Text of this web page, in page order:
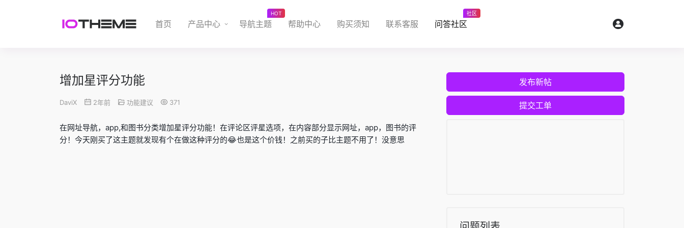
首页 产品中心 导航主题
HOT
帮助中心 购买须知 联系客服 问答社区
社区
增加星评分功能
DaviX 2年前 功能建议 371
在网址导航，app,和图书分类增加星评分功能！在评论区评星选项，在内容部分显示网址，app，图书的评
分！今天刚买了这主题就发现有个在做这种评分的😂也是这个价钱！之前买的子比主题不用了！没意思
发布新帖
提交工单